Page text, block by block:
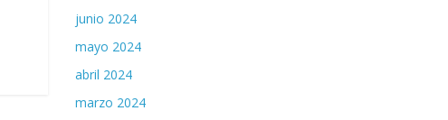
junio 2024
mayo 2024
abril 2024
marzo 2024